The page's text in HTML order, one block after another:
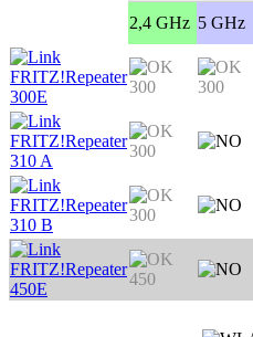
2,4 GHz 5 GHz
FRITZ!Repeater
300E
300 300
FRITZ!Repeater
310 A
300
FRITZ!Repeater
310 B
300
FRITZ!Repeater
450E
450